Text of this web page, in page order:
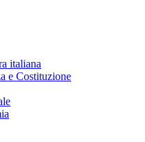
italiana
e Costituzione